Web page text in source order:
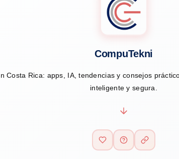
CompuTekni
Costa Rica: apps, IA, tendencias y consejos
inteligente y segura.